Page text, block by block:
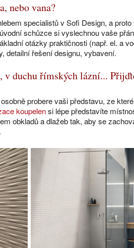
nebo vana?
specialistů v Sofi Design, a
schůzce si vyslechnou vaše
otázky praktičnosti (např. el. a
detailní řešení designu, vybavení.
duchu římských lázní...
probere vaši představu, ze
koupelensi lépe představíte
obkladů a dlažeb tak, aby se